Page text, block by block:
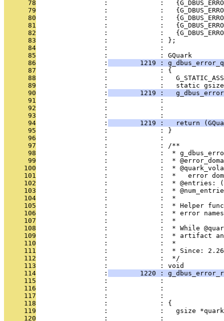
      78
:             :
      79
:             :
      80
:             :
      81
:             :
      82
:             :
      83
                 :             : };
      84
                 :             :
      85
                 :             : GQuark
      86
                 :
1219 :
      87
                 :             : {
      88
:             :
      89
:             :   static
      90
                 :
1219 :
      91
:             :
      92
:             :
      93
:             :
      94
                 :
1219 :   return
      95
                 :             : }
      96
                 :             :
      97
                 :             : /**
      98
:             :  *
      99
:             :  *
     100
:             :  *
     101
:             :  *   error
     102
:             :  * @entries:
     103
:             :  *
     104
                 :             :  *
     105
:             :  * Helper
     106
:             :  * error
     107
                 :             :  *
     108
:             :  * While
     109
:             :  * artifact
     110
                 :             :  *
     111
                 :             :  * Since: 2.26
     112
                 :             :  */
     113
                 :             : void
     114
                 :
1220 :
     115
:             :
     116
:             :
     117
:             :
     118
                 :             : {
     119
:             :   gsize
     120
                 :             :